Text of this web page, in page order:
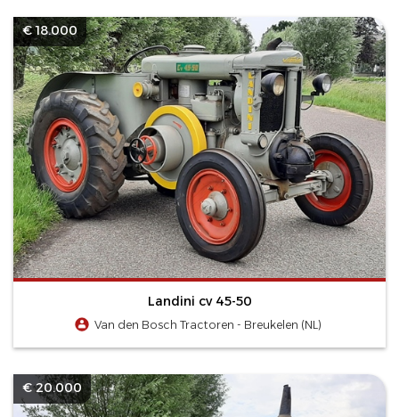
€ 18.000
Landini cv 45-50
Van den Bosch Tractoren - Breukelen (NL)
€ 20.000